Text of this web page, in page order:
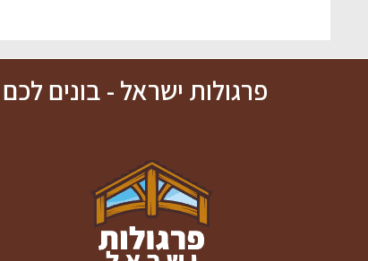
פרגולות ישראל - בונים